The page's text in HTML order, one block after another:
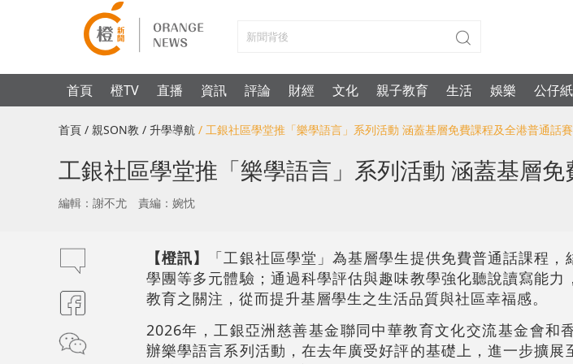
首頁 橙TV 直播 資訊 評論 財經 文化 親子教育 生活 娛樂 公仔紙
首頁 / 親SON教 / 升學導航 / 工銀社區學堂推「樂學語言」系列活動 涵蓋基層免費課程及全港普通話
工銀社區學堂推「樂學語言」系列活動 涵蓋基層
編輯：謝不尤 責編：婉忱
【橙訊】
「工銀社區學堂」為基層學生提供免費普通話課程
學團等多元體驗；通過科學評估與趣味教學強化聽說讀寫能
教育之關注，從而提升基層學生之生活品質與社區幸福感。
2026年，工銀亞洲慈善基金聯同中華教育文化交流基金會和
辦樂學語言系列活動，在去年廣受好評的基礎上，進一步擴